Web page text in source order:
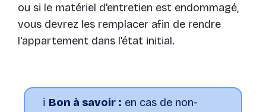
ou si le matériel d'entretien est endommagé,
vous devrez les remplacer afin de rendre
l'appartement dans l'état initial.
ℹ️ Bon à savoir : en cas de non-